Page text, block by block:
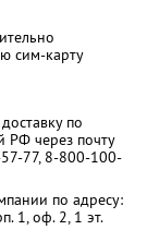
сим-карту
по
РФ через почту
77, 8-800-100-
по адресу:
1, оф. 2, 1 эт.